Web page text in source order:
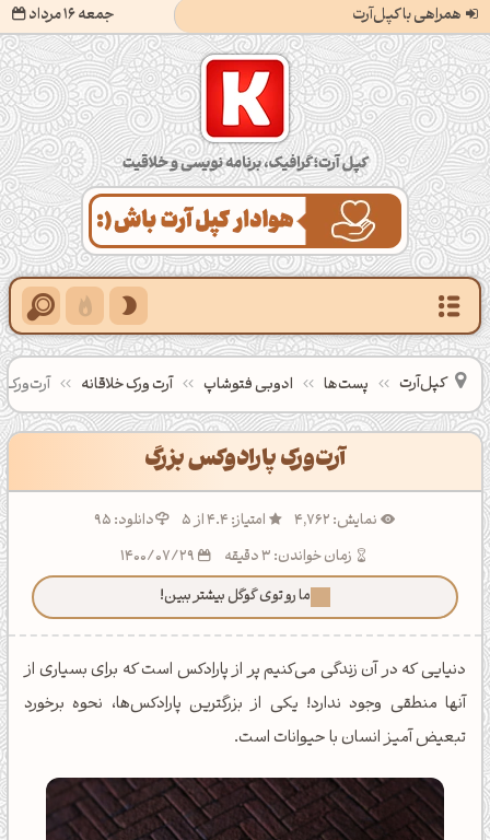
همراهی با کپل‌آرت جمعه 16 مرداد کپل‌آرت؛ گرافیک، برنامه‌نویسی و خلاقیت
کپل‌آرت پست‌ها ادوبی فتوشاپ آرت ورک خلاقانه آرت‌ورک
آرت‌ورک پارادوکس بزرگ
نمایش: 4,762 امتیاز: 4.4 از 5
دانلود: 95
زمان خواندن: 3 دقیقه
ما رو توی گوگل بیشتر ببین!
دنیایی که در آن زندگی می‌کنیم پر از پارادکس است که برای بسیاری از
آنها منطقی وجود ندارد! یکی از بزرگترین پارادکس‌ها، نحوه برخورد
تبعیض آمیز انسان با حیوانات است.